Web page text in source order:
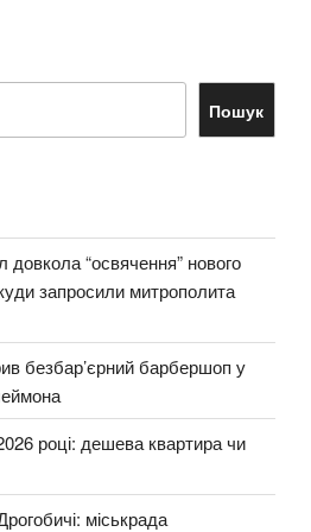
Пошук
довкола “освячення” нового
запросили митрополита
безбар’єрний барбершоп у
році: дешева квартира чи
міськрада